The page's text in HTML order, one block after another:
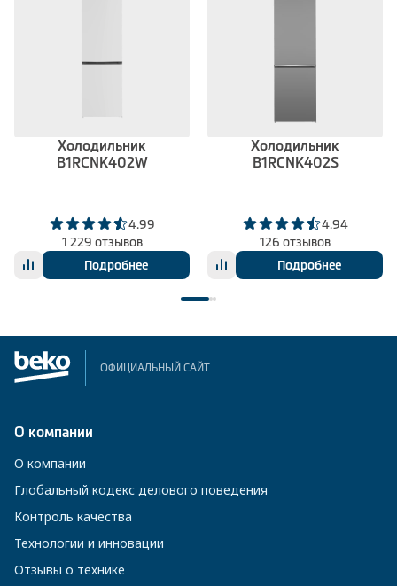
Холодильник
B1RCNK402W
4.99
1 229 отзывов
Подробнее
Холодильник
B1RCNK402S
4.94
126 отзывов
Подробнее
ОФИЦИАЛЬНЫЙ САЙТ
О компании
О компании
Глобальный кодекс делового поведения
Контроль качества
Технологии и инновации
Отзывы о технике